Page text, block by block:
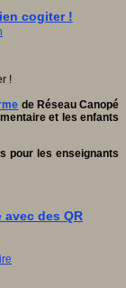
cogiter !
de Réseau Canopé
et les enfants
pour les enseignants
avec des QR